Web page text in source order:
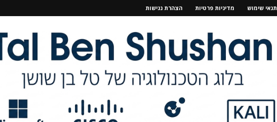
תנאי שימוש מדיניות פרטיות הצהרת נגישות